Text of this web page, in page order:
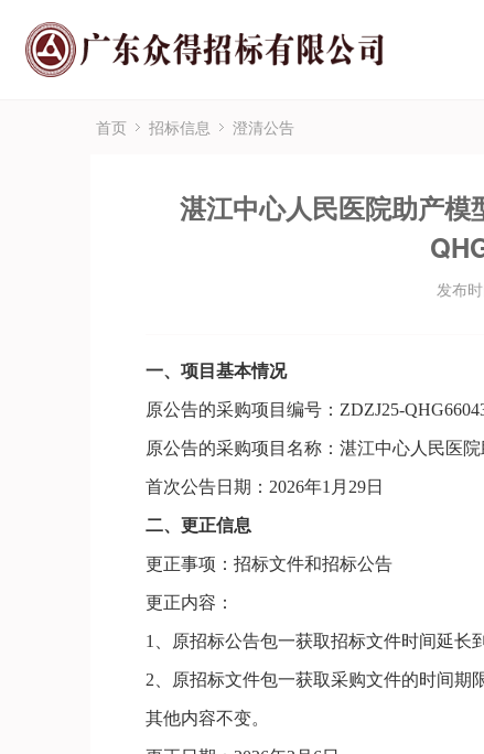
首页 招标信息 澄清公告
湛江中心人民医院助产
发布
一、项目基本情况
原公告的采购项目编号： ZDZJ25-
原公告的采购项目名称： 湛江中心人民医
首次公告日期： 2026年1 月 29日
二、更正信息
更正事项： 招标文件和招标公告
更正内容：
1 、原招标公告包一获取招标文件时间延长到
2 、原招标文件包一获取采购文件的时间期
其他内容不变。